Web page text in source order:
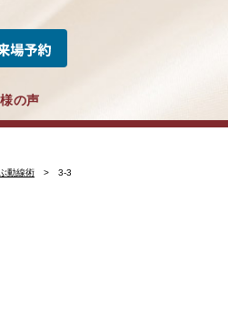
の声
動線術 3-3